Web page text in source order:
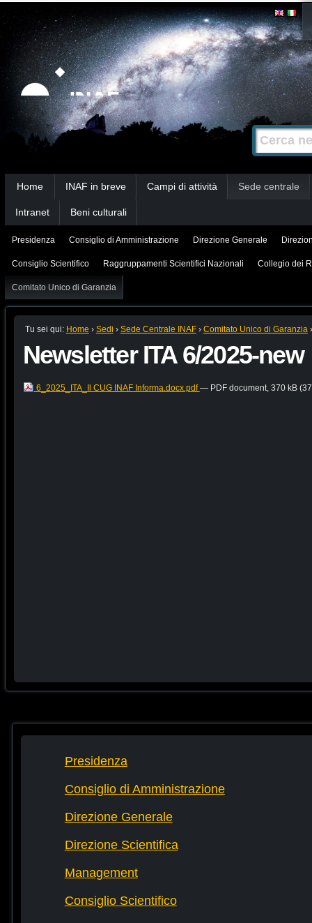
Strumenti
personali
Salta
contenuti.
|
Salta
alla
navigazione
Cerca nel
Ricerca
avanzata…
Home INAF in breve Campi di attività Sede centrale
Intranet Beni culturali
Presidenza Consiglio di Amministrazione Direzione Generale
Consiglio Scientifico Raggruppamenti Scientifici Nazionali Collegio dei
Comitato Unico di Garanzia
Tu sei qui: Home › Sedi › Sede Centrale INAF › Comitato Unico di Garanzia
Newsletter ITA 6/2025-new
6_2025_ITA_Il CUG INAF Informa.docx.pdf— PDF document, 370 kB
Presidenza
Consiglio di Amministrazione
Direzione Generale
Direzione Scientifica
Management
Consiglio Scientifico